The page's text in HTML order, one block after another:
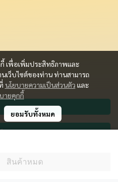
สินค้าหมด
เพื่อเพิ่มประสิทธิภาพและ
เว็บไซต์ของท่าน ท่านสามารถ
นโยบายความเป็นส่วนตัว และ
ายคุกกี้
ยอมรับทั้งหมด